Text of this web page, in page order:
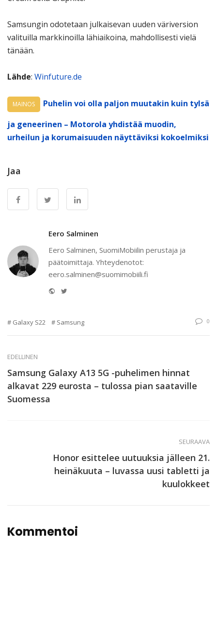
Samsungin odotetaan julkaisevan uuden väriversion
valituilla markkinoilla lähiaikoina, mahdollisesti vielä
tänään.
Lähde: Winfuture.de
MAINOS
Puhelin voi olla paljon muutakin kuin tylsä
ja geneerinen – Motorola yhdistää muodin,
urheilun ja korumaisuuden näyttäviksi kokoelmiksi
Jaa
Eero Salminen
Eero Salminen, SuomiMobiilin perustaja ja
päätoimittaja. Yhteydenotot:
eero.salminen@suomimobiili.fi
Website
Galaxy S22 Samsung 0
EDELLINEN
Samsung Galaxy A13 5G -puhelimen hinnat
alkavat 229 eurosta – tulossa pian saataville
Suomessa
SEURAAVA
Honor esittelee uutuuksia jälleen 21.
heinäkuuta – luvassa uusi tabletti ja
kuulokkeet
Kommentoi